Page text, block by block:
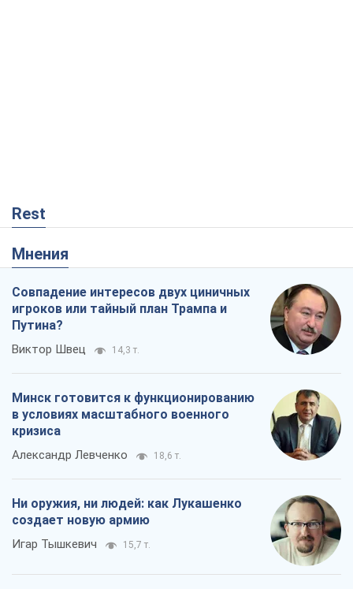
Rest
Мнения
Совпадение интересов двух циничных
игроков или тайный план Трампа и
Путина?
Виктор Швец 14,3 т.
Минск готовится к функционированию
в условиях масштабного военного
кризиса
Александр Левченко 18,6 т.
Ни оружия, ни людей: как Лукашенко
создает новую армию
Игар Тышкевич 15,7 т.